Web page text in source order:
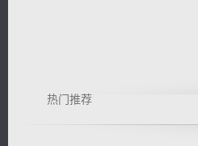
热门推荐